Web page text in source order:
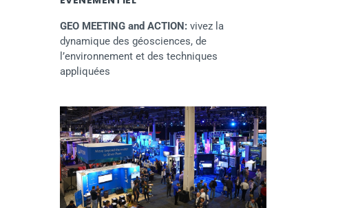
GEO MEETING and ACTION: vivez la
dynamique des géosciences, de
l’environnement et des techniques
appliquées